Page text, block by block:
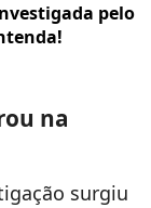
pelo
na
surgiu